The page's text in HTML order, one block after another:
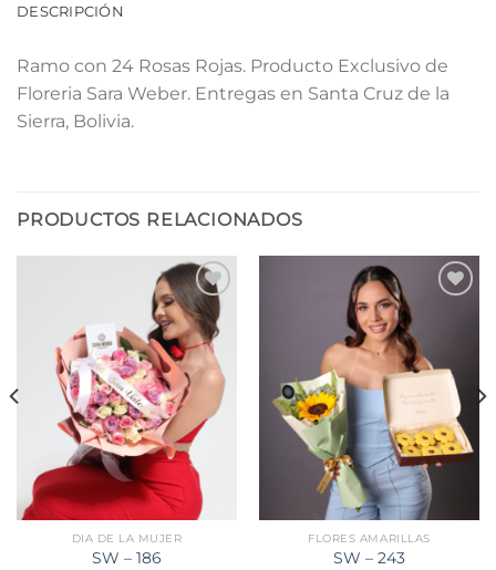
DESCRIPCIÓN
Ramo con 24 Rosas Rojas. Producto Exclusivo de
Floreria Sara Weber. Entregas en Santa Cruz de la
Sierra, Bolivia.
PRODUCTOS RELACIONADOS
Añadir
a la
lista de
deseos
DIA DE LA MUJER
SW – 186
deseos
FLORES AMARILLAS
SW – 243